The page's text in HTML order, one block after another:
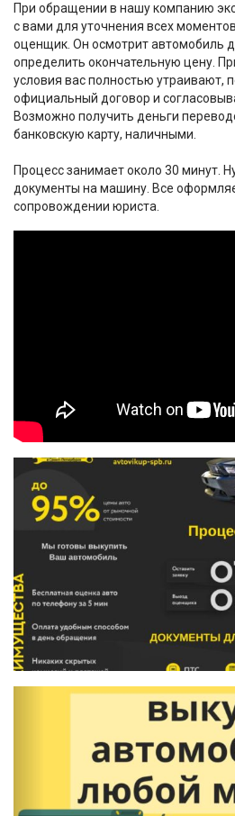
При обращении в нашу компанию
с вами для уточнения всех
оценщик. Он осмотрит автомобиль
определить окончательную цену.
условия вас полностью утраивают,
официальный договор и
Возможно получить деньги
банковскую карту, наличными.
Процесс занимает около 30 минут.
документы на машину. Все
сопровождении юриста.